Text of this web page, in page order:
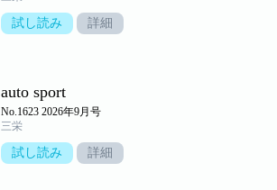
試し読み 詳細
auto sport
No.1623 2026年9月号
三栄
試し読み 詳細